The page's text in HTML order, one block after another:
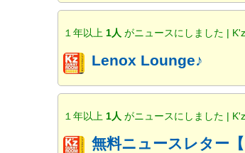
１年以上 1人がニュースにしました |
Lenox Lounge♪
１年以上 1人がニュースにしました |
無料ニュースレター